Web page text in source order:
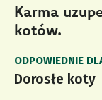
Karma
kotów.
ODPOWIEDNIE
Dorosłe koty